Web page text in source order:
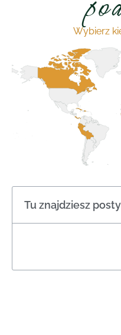
Wybierz
Tu znajdziesz